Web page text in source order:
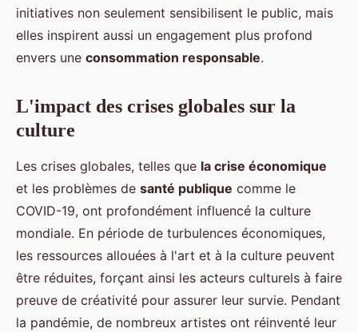
initiatives non seulement sensibilisent le public, mais
elles inspirent aussi un engagement plus profond
envers une consommation responsable.
L'impact des crises globales sur la
culture
Les crises globales, telles que la crise économique
et les problèmes de santé publique comme le
COVID-19, ont profondément influencé la culture
mondiale. En période de turbulences économiques,
les ressources allouées à l'art et à la culture peuvent
être réduites, forçant ainsi les acteurs culturels à faire
preuve de créativité pour assurer leur survie. Pendant
la pandémie, de nombreux artistes ont réinventé leur